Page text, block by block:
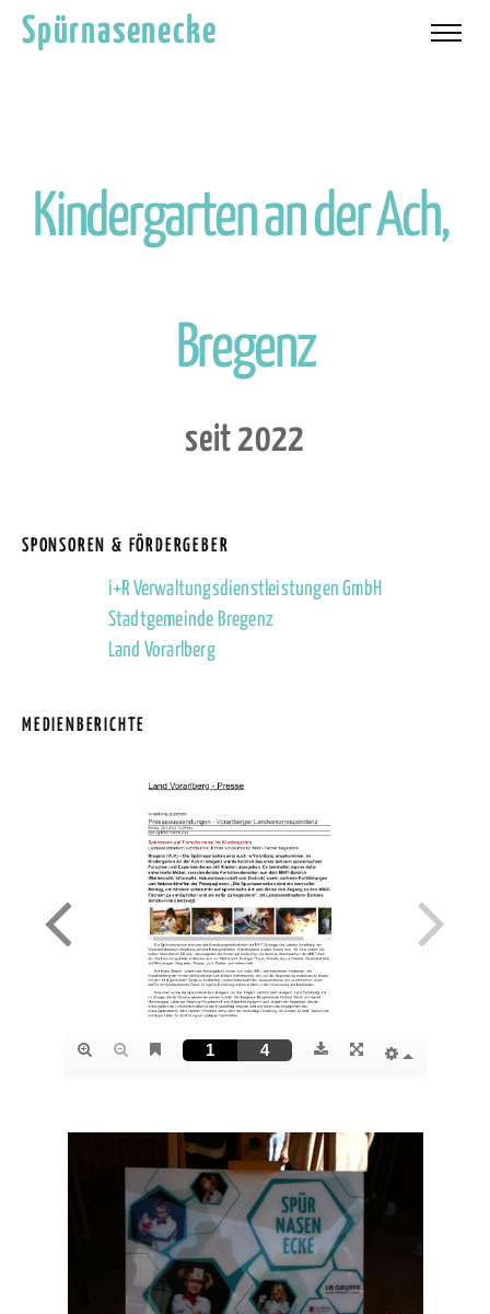
Spürnasenecke
KindergartenanderAch,
Bregenz
seit 2022
SPONSOREN & FÖRDERGEBER
i+R Verwaltungsdienstleistungen GmbH
Stadtgemeinde Bregenz
Land Vorarlberg
MEDIENBERICHTE